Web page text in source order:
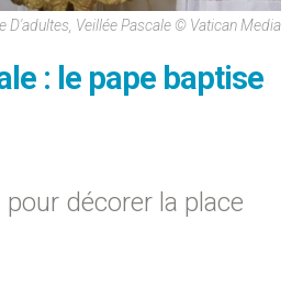
D'adultes, Veillée Pascale © Vatican Media
: le pape baptise
décorer la place